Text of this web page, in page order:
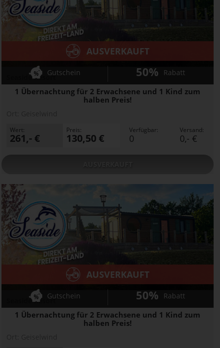
Seaside Resort
1 Übernachtung für 2 Erwachsene und 1 Kind zum
halben Preis!
AUSVERKAUFT
Gutschein 50% Rabatt
Wert:
261,- €
Preis:
130,50 €
Verfügbar:
0
Versand:
0,- €
Seaside Resort
1 Übernachtung für 2 Erwachsene und 1 Kind zum
halben Preis!
AUSVERKAUFT
Gutschein 50% Rabatt